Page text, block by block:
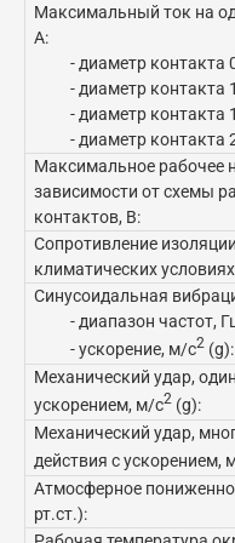
Максимальный ток на
А:
- диаметр контакта
- диаметр контакта
- диаметр контакта
- диаметр контакта
Максимальное рабочее
зависимости от схемы
контактов, В:
Сопротивление
климатических
Синусоидальная
- диапазон частот,
- ускорение, м/с2 (g):
Механический удар,
ускорением, м/с2 (g):
Механический удар,
действия с ускорением,
Атмосферное
рт.ст.):